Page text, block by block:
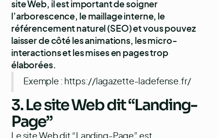
site Web, il est important de soigner
l’arborescence, le maillage interne, le
référencement naturel (SEO) et vous pouvez
laisser de côté les animations, les micro-
interactions et les mises en pages trop
élaborées.
Exemple : https://lagazette-ladefense.fr/
3. Le site Web dit “Landing-
Page”
Le site Web dit “Landing-Page” est